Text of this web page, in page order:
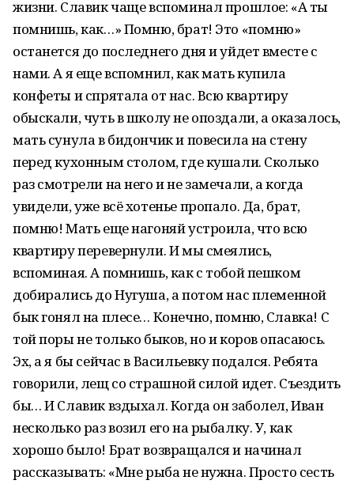
жизни. Славик чаще вспоминал прошлое: «А ты
помнишь, как…» Помню, брат! Это «помню»
останется до последнего дня и уйдет вместе с
нами. А я еще вспомнил, как мать купила
конфеты и спрятала от нас. Всю квартиру
обыскали, чуть в школу не опоздали, а оказалось,
мать сунула в бидончик и повесила на стену
перед кухонным столом, где кушали. Сколько
раз смотрели на него и не замечали, а когда
увидели, уже всё хотенье пропало. Да, брат,
помню! Мать еще нагоняй устроила, что всю
квартиру перевернули. И мы смеялись,
вспоминая. А помнишь, как с тобой пешком
добирались до Нугуша, а потом нас племенной
бык гонял на плесе… Конечно, помню, Славка! С
той поры не только быков, но и коров опасаюсь.
Эх, а я бы сейчас в Васильевку подался. Ребята
говорили, лещ со страшной силой идет. Съездить
бы… И Славик вздыхал. Когда он заболел, Иван
несколько раз возил его на рыбалку. У, как
хорошо было! Брат возвращался и начинал
рассказывать: «Мне рыба не нужна. Просто сесть